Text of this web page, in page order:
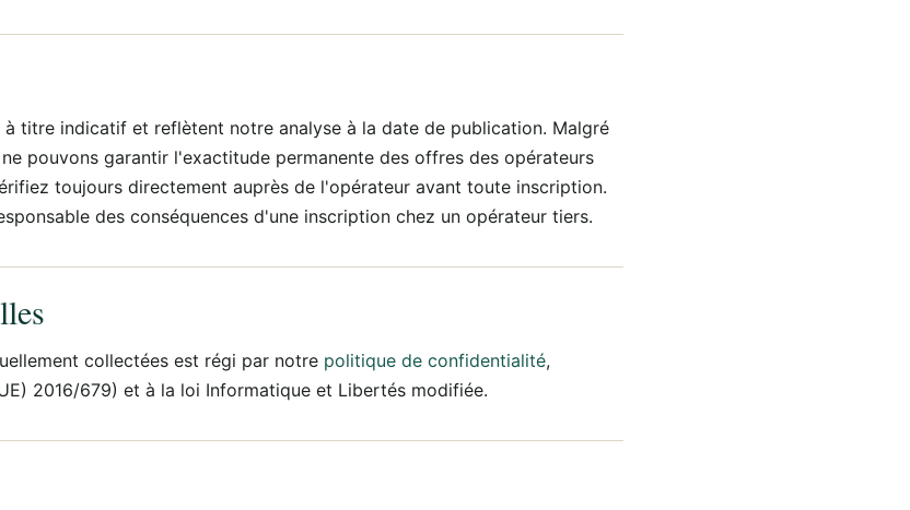
titre indicatif et reflètent notre analyse à la date de publication. Malgré
pouvons garantir l'exactitude permanente des offres des opérateurs
toujours directement auprès de l'opérateur avant toute inscription.
des conséquences d'une inscription chez un opérateur tiers.
collectées est régi par notre politique de confidentialité,
2016/679) et à la loi Informatique et Libertés modifiée.